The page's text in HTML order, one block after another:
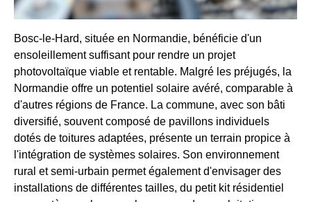
Bosc-le-Hard, située en Normandie, bénéficie d'un
ensoleillement suffisant pour rendre un projet
photovoltaïque viable et rentable. Malgré les préjugés, la
Normandie offre un potentiel solaire avéré, comparable à
d'autres régions de France. La commune, avec son bâti
diversifié, souvent composé de pavillons individuels
dotés de toitures adaptées, présente un terrain propice à
l'intégration de systèmes solaires. Son environnement
rural et semi-urbain permet également d'envisager des
installations de différentes tailles, du petit kit résidentiel